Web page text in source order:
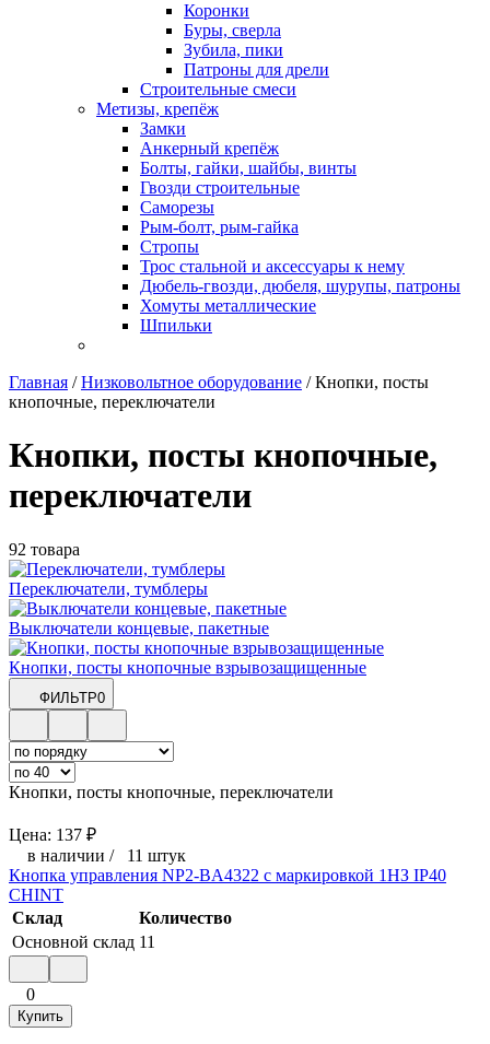
Коронки
Буры, сверла
Зубила, пики
Патроны для дрели
Строительные смеси
Метизы, крепёж
Замки
Анкерный крепёж
Болты, гайки, шайбы, винты
Гвозди строительные
Саморезы
Рым-болт, рым-гайка
Стропы
Трос стальной и аксессуары к нему
Дюбель-гвозди, дюбеля, шурупы, патроны
Хомуты металлические
Шпильки
Главная /Низковольтное оборудование /Кнопки, посты
кнопочные, переключатели
Кнопки, посты кнопочные,
переключатели
92 товара
Переключатели, тумблеры
Выключатели концевые, пакетные
Кнопки, посты кнопочные взрывозащищенные
ФИЛЬТР0
Кнопки, посты кнопочные, переключатели
Цена: 137 ₽
в наличии / 11 штук
Кнопка управления NP2-BA4322 с маркировкой 1НЗ IP40
CHINT
Склад
Количество
Основной склад 11
0
Купить